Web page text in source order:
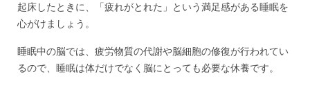
起床したときに、「疲れがとれた」という満足感がある睡眠を
心がけましょう。
睡眠中の脳では、疲労物質の代謝や脳細胞の修復が行われてい
るので、睡眠は体だけでなく脳にとっても必要な休養です。